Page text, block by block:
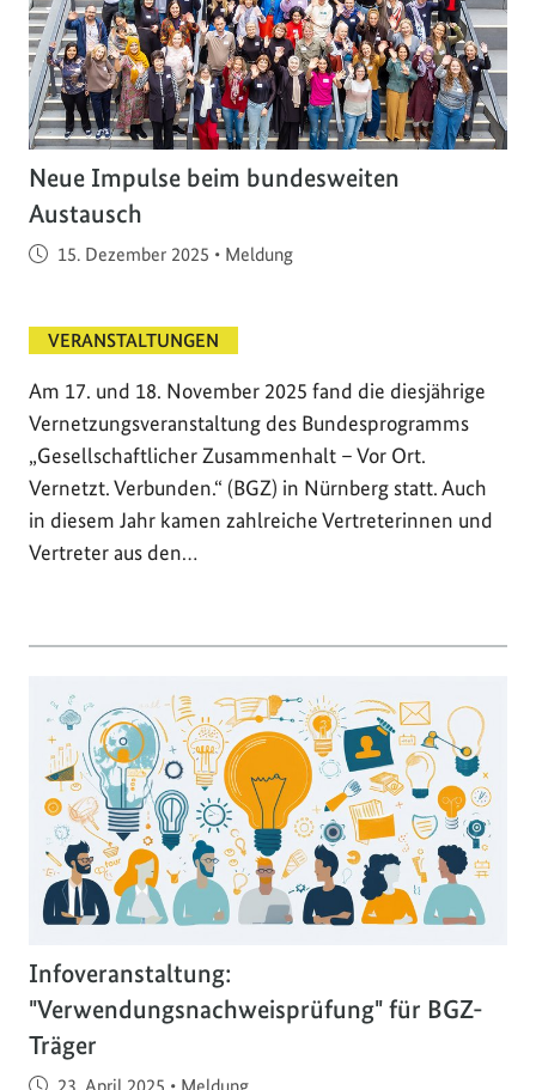
Neue Impulse beim bundesweiten
Austausch
Veröffentlicht am
15. Dezember 2025 • Meldung
VERANSTALTUNGEN
Am 17. und 18. November 2025 fand die diesjährige
Vernetzungsveranstaltung des Bundesprogramms
„Gesellschaftlicher Zusammenhalt – Vor Ort.
Vernetzt. Verbunden.“ (BGZ) in Nürnberg statt. Auch
in diesem Jahr kamen zahlreiche Vertreterinnen und
Vertreter aus den…
Infoveranstaltung:
"Verwendungsnachweisprüfung" für BGZ-
Träger
Veröffentlicht am